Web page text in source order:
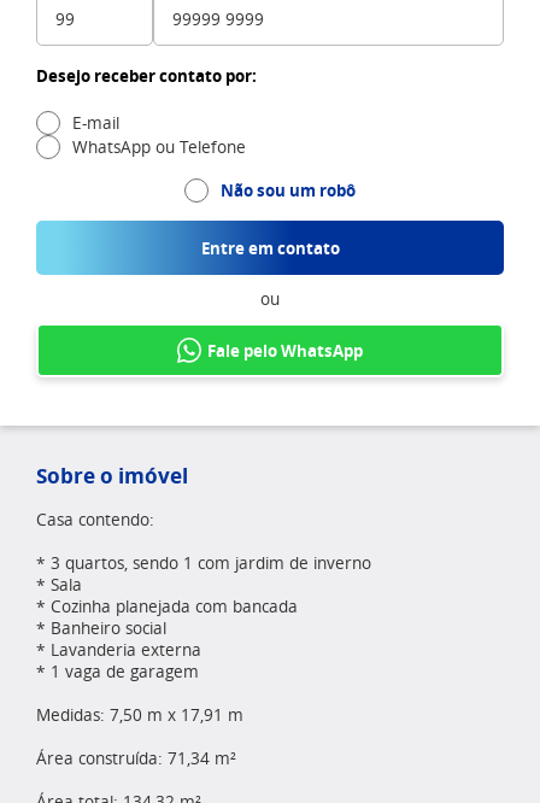
Desejo receber contato por:
E-mail
WhatsApp ou Telefone
Não sou um robô
Entre em contato
ou
Fale pelo WhatsApp
Sobre o imóvel
Casa contendo:
* 3 quartos, sendo 1 com jardim de inverno
* Sala
* Cozinha planejada com bancada
* Banheiro social
* Lavanderia externa
* 1 vaga de garagem
Medidas: 7,50 m x 17,91 m
Área construída: 71,34 m²